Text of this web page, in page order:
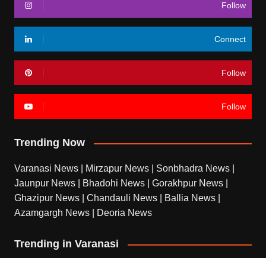
Follow
Connect
Follow
Follow
Trending Now
Varanasi News Mirzapur News Sonbhadra News
Jaunpur News
Bhadohi News Gorakhpur News
Ghazipur News
Chandauli News Ballia News
Azamgargh News
Deoria News
Trending in Varanasi